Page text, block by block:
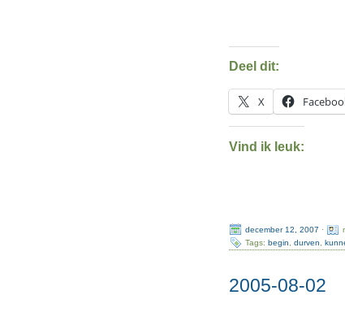
Deel dit:
X
Vind ik leuk:
december 12, 2007 ·
Tags:begin ,durven ,
2005-08-02